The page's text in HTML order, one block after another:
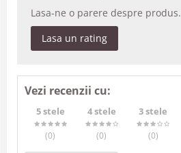
Lasa-ne o parere despre produs.
Lasa un rating
Vezi recenzii cu:
5 stele
(0)
4 stele
(0)
3 stele
(0)